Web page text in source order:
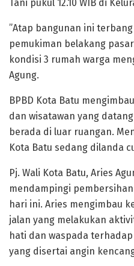
Tani pukul 12.10 WIB di
”Atap bangunan ini
pemukiman belakang
kondisi 3 rumah warga
Agung.
BPBD Kota Batu
dan wisatawan yang
berada di luar ruangan.
Kota Batu sedang dilanda
Pj. Wali Kota Batu, Aries
mendampingi
hari ini. Aries mengimbau
jalan yang melakukan
hati dan waspada
yang disertai angin